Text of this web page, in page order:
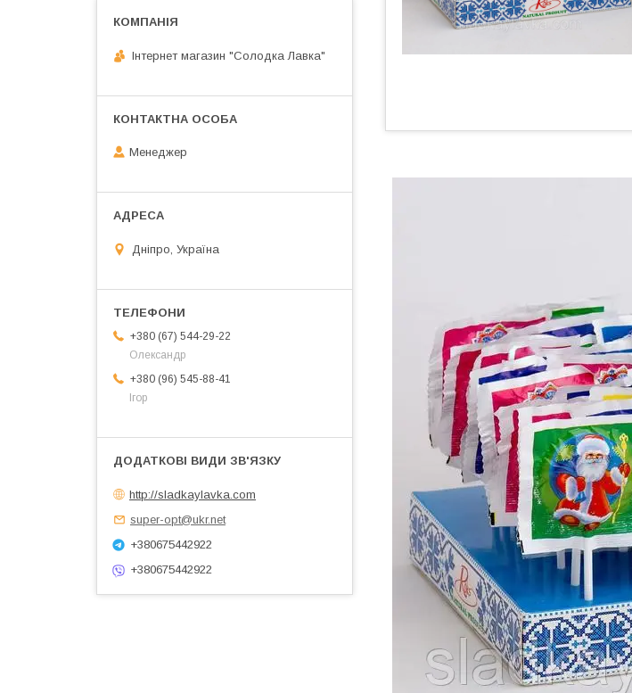
Інтернет магазин "Солодка Лавка"
Менеджер
Дніпро, Україна
+380 (67) 544-29-22
Олександр
+380 (96) 545-88-41
Ігор
http://sladkaylavka.com
super-opt@ukr.net
+380675442922
+380675442922